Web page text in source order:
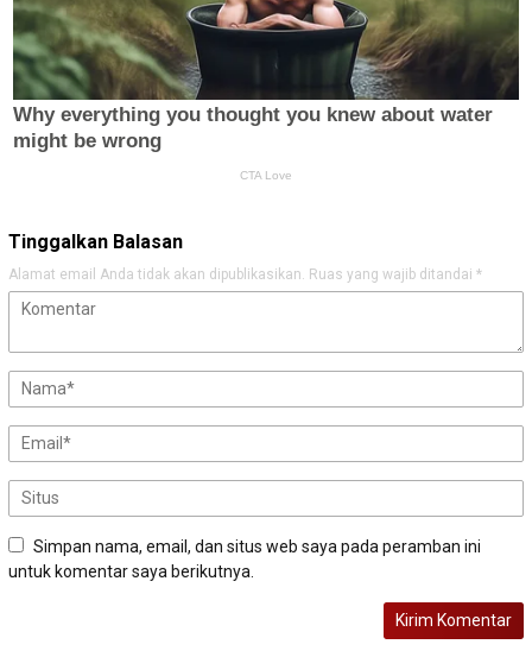
Tinggalkan Balasan
Alamat email Anda tidak akan dipublikasikan. Ruas yang wajib ditandai *
Simpan nama, email, dan situs web saya pada peramban ini
untuk komentar saya berikutnya.